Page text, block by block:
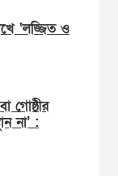
‘লজ্জিত ও
গোষ্ঠীর
না’ :